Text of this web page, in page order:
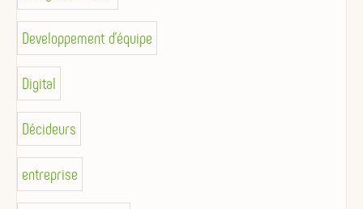
Developpement d'équipe
Digital
Décideurs
entreprise